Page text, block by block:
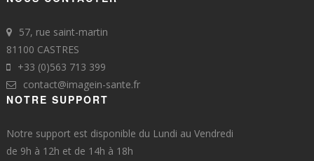
57, rue saint-martin
81100 CASTRES
+33 (0)563 713 399
contact@imagein-sante.fr
NOTRE SUPPORT
Notre support est disponible du Lundi au Vendredi
de 9h à 12h et de 14h à 18h